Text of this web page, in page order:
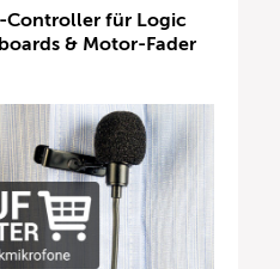
Controller für Logic
& Motor-Fader